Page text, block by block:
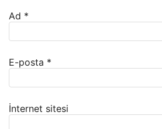
Ad *
E-posta *
İnternet sitesi